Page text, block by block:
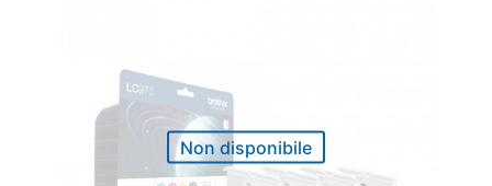
Non disponibile